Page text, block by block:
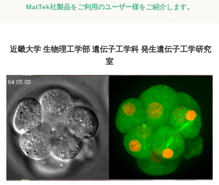
MatTek社製品をご利用のユーザー様をご紹介します。
近畿大学 生物理工学部 遺伝子工学科 発生遺伝子工学研究
室